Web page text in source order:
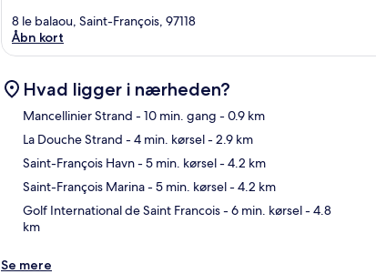
8 le balaou, Saint-François, 97118
Åbn kort
Hvad ligger i nærheden?
Mancellinier Strand - 10 min. gang - 0.9 km
La Douche Strand - 4 min. kørsel- 2.9 km
Saint-François Havn- 5 min. kørsel- 4.2 km
Saint-François Marina- 5 min. kørsel- 4.2 km
Golf International de Saint Francois- 6 min. kørsel- 4.8
km
Se mere